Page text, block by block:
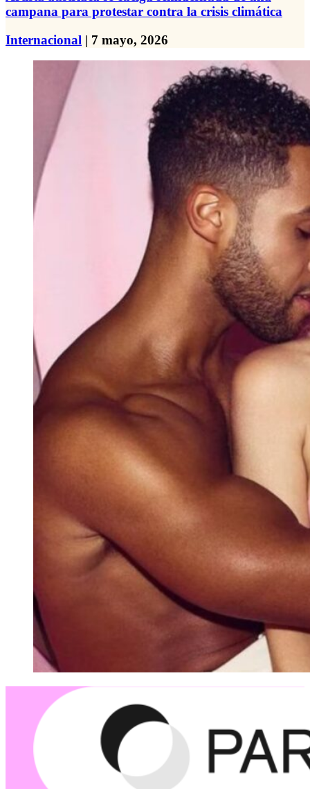
campana para protestar contra la crisis climática
Internacional | 7 mayo, 2026